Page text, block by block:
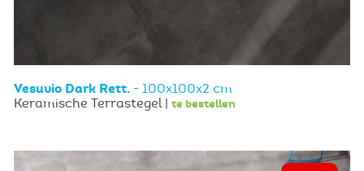
Vesuvio Dark Rett. - 100x100x2 cm
Keramische Terrastegel | te bestellen